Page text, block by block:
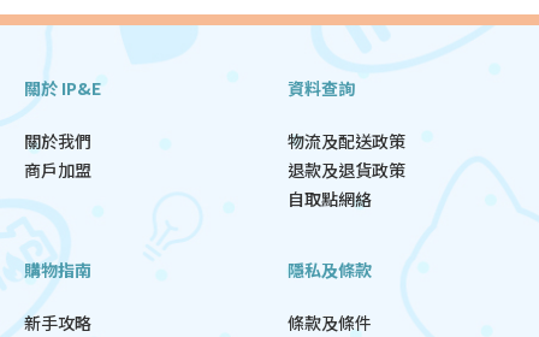
關於 IP&E
關於我們
商戶加盟
資料查詢
物流及配送政策
退款及退貨政策
自取點網絡
購物指南
新手攻略
隱私及條款
條款及條件